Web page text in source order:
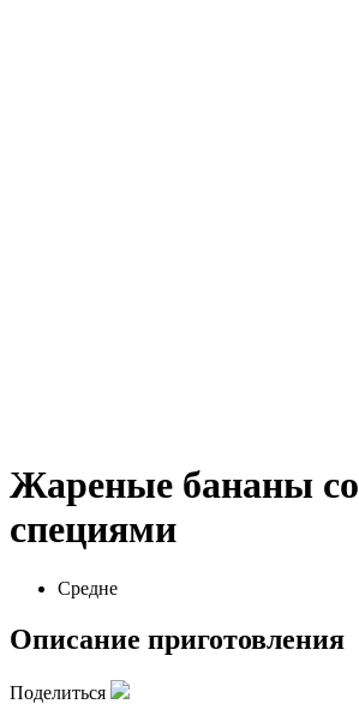
Жареные бананы со
специями
Средне
Описание приготовления
Поделиться